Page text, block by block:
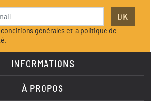
OK
générales et la politique de
INFORMATIONS
À PROPOS